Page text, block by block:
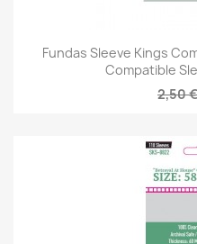
Fundas Sleeve Kings
Compatible
2,50 €